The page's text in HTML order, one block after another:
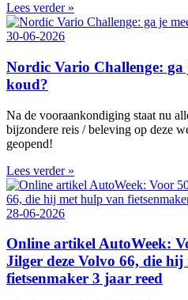
Lees verder »
30-06-2026
Nordic Vario Challenge: ga
koud?
Na de vooraankondiging staat nu
bijzondere reis / beleving op deze
geopend!
Lees verder »
28-06-2026
Online artikel AutoWeek:
Jilger deze Volvo 66, die
fietsenmaker 3 jaar reed